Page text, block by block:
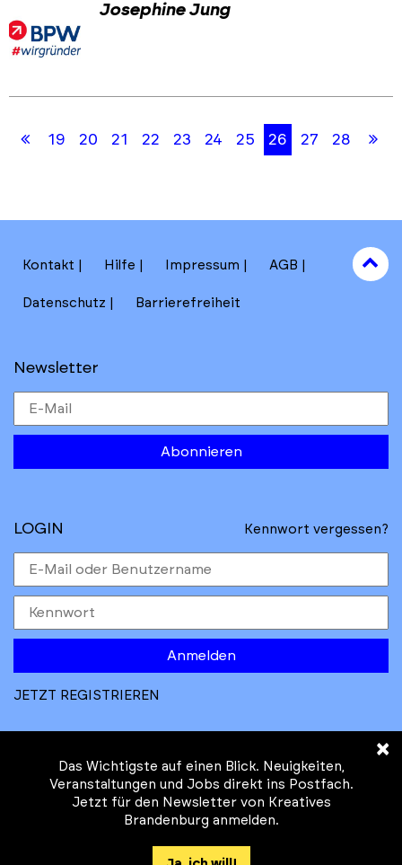
Josephine Jung
Skip
Skip
Erste
19 20 21 22 23 24 25 26 27 28
Kontakt Hilfe Impressum AGB
Datenschutz Barrierefreiheit
Newsletter
Abonnieren
to
top
LOGIN Kennwort vergessen?
Anmelden
JETZT REGISTRIEREN
© Kreatives Brandenburg im Auftrag des
Ministeriums für
×
Das Wichtigste auf einen Blick. Neuigkeiten,
Veranstaltungen und Jobs direkt ins Postfach.
Jetzt für den Newsletter von Kreatives
Brandenburg anmelden.